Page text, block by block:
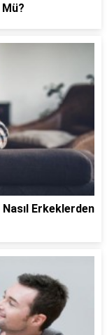
Erkeklerden